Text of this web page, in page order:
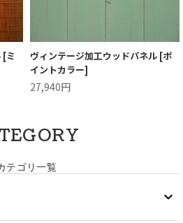
[ミ
ヴィンテージ加工ウッドパネル [ポ
イントカラー]
27,940円
テゴリ一覧